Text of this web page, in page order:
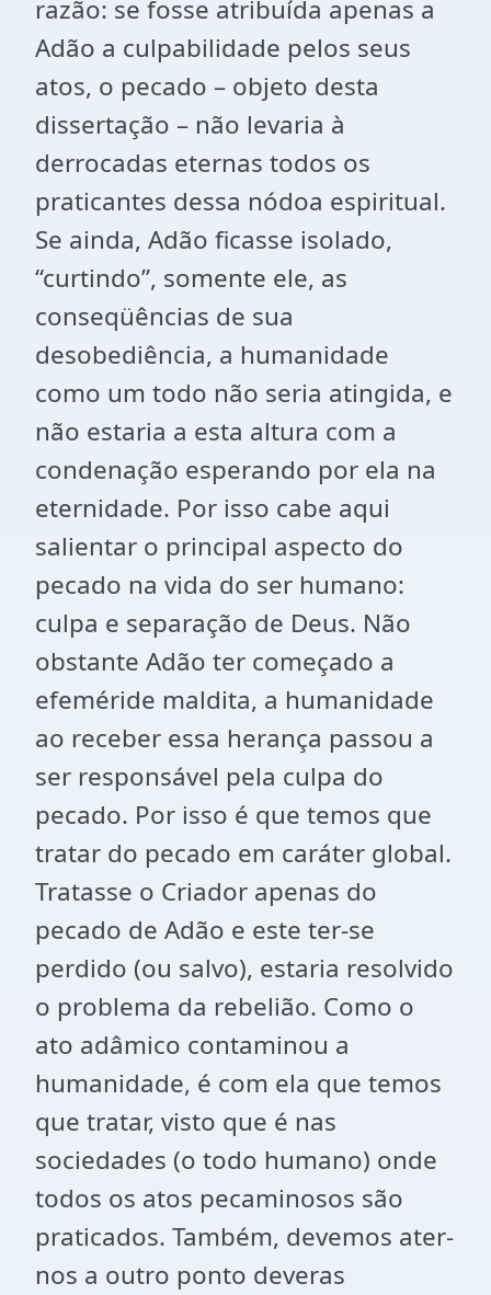
razão: se fosse atribuída apenas a
Adão a culpabilidade pelos seus
atos, o pecado – objeto desta
dissertação – não levaria à
derrocadas eternas todos os
praticantes dessa nódoa espiritual.
Se ainda, Adão ficasse isolado,
“curtindo”, somente ele, as
conseqüências de sua
desobediência, a humanidade
como um todo não seria atingida, e
não estaria a esta altura com a
condenação esperando por ela na
eternidade. Por isso cabe aqui
salientar o principal aspecto do
pecado na vida do ser humano:
culpa e separação de Deus. Não
obstante Adão ter começado a
efeméride maldita, a humanidade
ao receber essa herança passou a
ser responsável pela culpa do
pecado. Por isso é que temos que
tratar do pecado em caráter global.
Tratasse o Criador apenas do
pecado de Adão e este ter-se
perdido (ou salvo), estaria resolvido
o problema da rebelião. Como o
ato adâmico contaminou a
humanidade, é com ela que temos
que tratar, visto que é nas
sociedades (o todo humano) onde
todos os atos pecaminosos são
praticados. Também, devemos ater-
nos a outro ponto deveras